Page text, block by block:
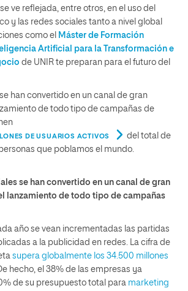
ve reflejada, entre otros, en el uso del
y las redes sociales tanto a nivel global
como el Máster de Formación
Artificial para la Transformación e
de UNIR te preparan para el futuro del
han convertido en un canal de gran
de todo tipo de campañas de
DE USUARIOS ACTIVOS
del total de
que poblamos el mundo.
se han convertido en un canal de gran
lanzamiento de todo tipo de campañas
año se vean incrementadas las partidas
a la publicidad en redes. La cifra de
supera globalmente los 34.500 millones
hecho, el 38% de las empresas ya
de su presupuesto total para marketing